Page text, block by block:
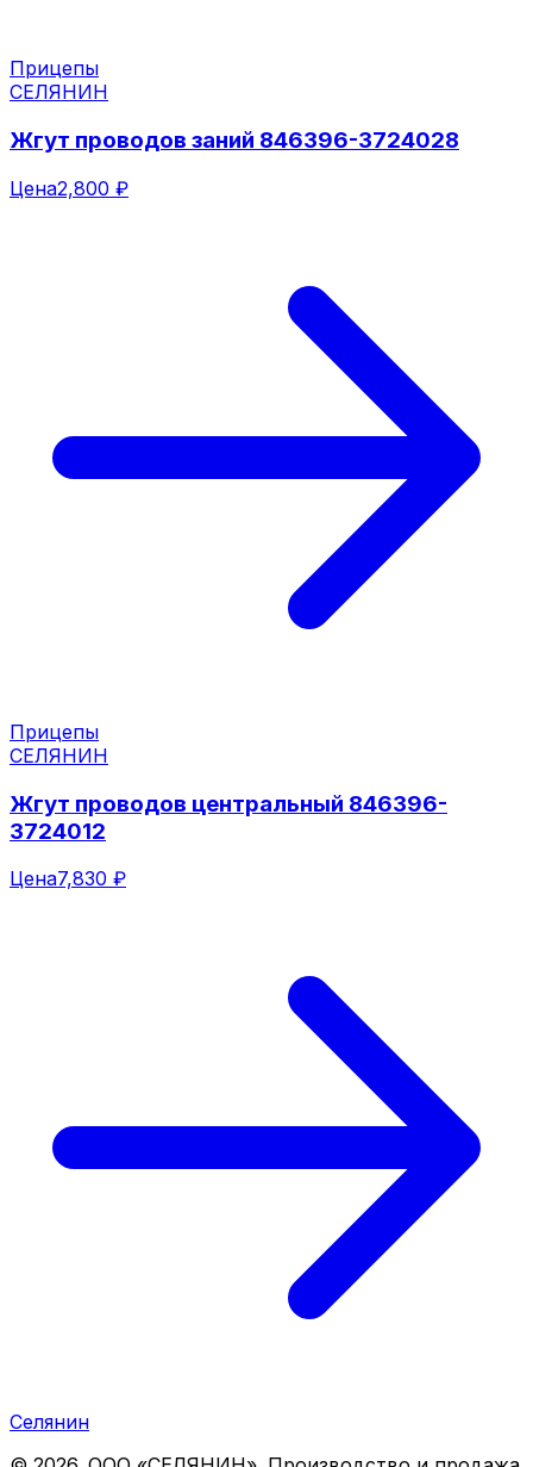
Прицепы
СЕЛЯНИН
Жгут проводов заний 846396-3724028
Цена2,800 ₽
Прицепы
СЕЛЯНИН
Жгут проводов центральный 846396-
3724012
Цена7,830 ₽
Селянин